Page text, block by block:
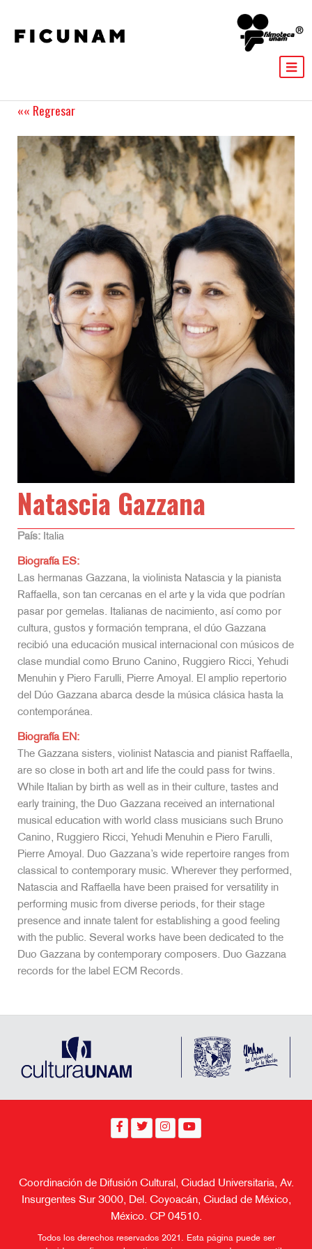
«« Regresar
Natascia Gazzana
País: Italia
Biografía ES:
Las hermanas Gazzana, la violinista Natascia y la pianista
Raffaella, son tan cercanas en el arte y la vida que podrían
pasar por gemelas. Italianas de nacimiento, así como por
cultura, gustos y formación temprana, el dúo Gazzana
recibió una educación musical internacional con músicos de
clase mundial como Bruno Canino, Ruggiero Ricci, Yehudi
Menuhin y Piero Farulli, Pierre Amoyal. El amplio repertorio
del Dúo Gazzana abarca desde la música clásica hasta la
contemporánea.
Biografía EN:
The Gazzana sisters, violinist Natascia and pianist Raffaella,
are so close in both art and life the could pass for twins.
While Italian by birth as well as in their culture, tastes and
early training, the Duo Gazzana received an international
musical education with world class musicians such Bruno
Canino, Ruggiero Ricci, Yehudi Menuhin e Piero Farulli,
Pierre Amoyal. Duo Gazzana’s wide repertoire ranges from
classical to contemporary music. Wherever they performed,
Natascia and Raffaella have been praised for versatility in
performing music from diverse periods, for their stage
presence and innate talent for establishing a good feeling
with the public. Several works have been dedicated to the
Duo Gazzana by contemporary composers. Duo Gazzana
records for the label ECM Records.
Coordinación de Difusión Cultural, Ciudad Universitaria, Av.
Insurgentes Sur 3000, Del. Coyoacán, Ciudad de México,
México. CP 04510.
Todos los derechos reservados 2021. Esta página puede ser